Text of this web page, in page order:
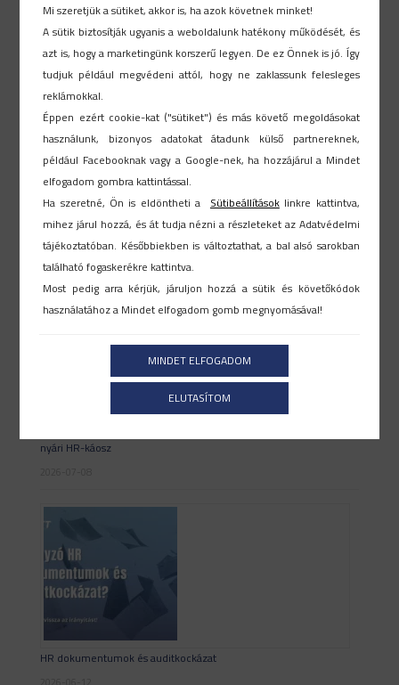
Legutóbbi hírek
Megfelelő HR rendszer kiválasztása
2026-07-17
nyári HR-káosz
HR dokumentumok és auditkockázat
Mi szeretjük a sütiket, akkor is, ha azok követnek minket!
A sütik biztosítják ugyanis a weboldalunk hatékony működését, és
azt is, hogy a marketingünk korszerű legyen. De ez Önnek is jó. Így
tudjuk például megvédeni attól, hogy ne zaklassunk felesleges
reklámokkal.
Éppen ezért cookie-kat ("sütiket") és más követő megoldásokat
használunk, bizonyos adatokat átadunk külső partnereknek,
például Facebooknak vagy a Google-nek, ha hozzájárul a Mindet
elfogadom gombra kattintással.
Ha szeretné, Ön is eldöntheti a Sütibeállításoklinkre kattintva,
mihez járul hozzá, és át tudja nézni a részleteket az Adatvédelmi
tájékoztatóban. Későbbiekben is változtathat, a bal alsó sarokban
található fogaskerékre kattintva.
Most pedig arra kérjük, járuljon hozzá a sütik és követőkódok
használatához a Mindet elfogadom gomb megnyomásával!
MINDET ELFOGADOM
ELUTASÍTOM